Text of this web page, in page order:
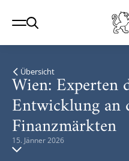
Übersicht
Wien: Experten
Entwicklung an
Finanzmärkten
15. Jänner 2026